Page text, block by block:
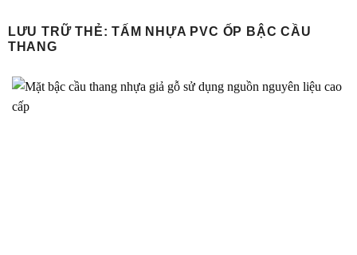
qua
nội
LƯU TRỮ THẺ:TẤM NHỰA PVC ỐP BẬC CẦU
THANG